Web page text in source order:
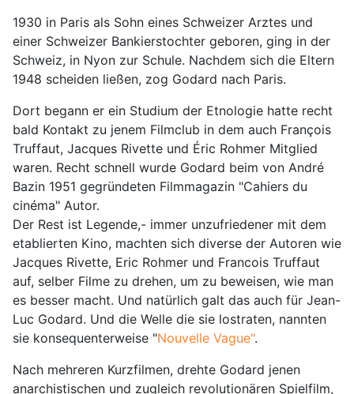
1930 in Paris als Sohn eines Schweizer Arztes und
einer Schweizer Bankierstochter geboren, ging in der
Schweiz, in Nyon zur Schule. Nachdem sich die Eltern
1948 scheiden ließen, zog Godard nach Paris.
Dort begann er ein Studium der Etnologie hatte recht
bald Kontakt zu jenem Filmclub in dem auch François
Truffaut, Jacques Rivette und Éric Rohmer Mitglied
waren. Recht schnell wurde Godard beim von André
Bazin 1951 gegründeten Filmmagazin "Cahiers du
cinéma" Autor.
Der Rest ist Legende,- immer unzufriedener mit dem
etablierten Kino, machten sich diverse der Autoren wie
Jacques Rivette, Eric Rohmer und Francois Truffaut
auf, selber Filme zu drehen, um zu beweisen, wie man
es besser macht. Und natürlich galt das auch für Jean-
Luc Godard. Und die Welle die sie lostraten, nannten
sie konsequenterweise "Nouvelle Vague".
Nach mehreren Kurzfilmen, drehte Godard jenen
anarchistischen und zugleich revolutionären Spielfilm,